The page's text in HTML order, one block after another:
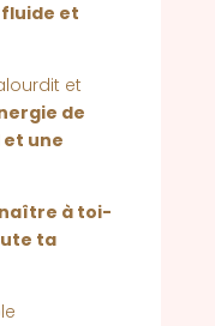
et
et
de
une
à toi-
ta